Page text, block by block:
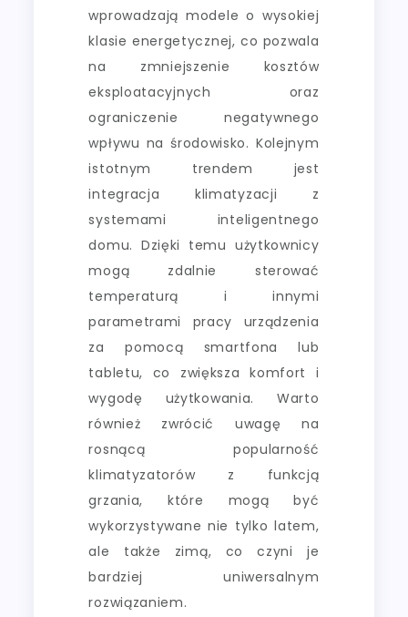
wprowadzają modele o wysokiej
klasie energetycznej, co pozwala
na zmniejszenie kosztów
eksploatacyjnych oraz
ograniczenie negatywnego
wpływu na środowisko. Kolejnym
istotnym trendem jest
integracja klimatyzacji z
systemami inteligentnego
domu. Dzięki temu użytkownicy
mogą zdalnie sterować
temperaturą i innymi
parametrami pracy urządzenia
za pomocą smartfona lub
tabletu, co zwiększa komfort i
wygodę użytkowania. Warto
również zwrócić uwagę na
rosnącą popularność
klimatyzatorów z funkcją
grzania, które mogą być
wykorzystywane nie tylko latem,
ale także zimą, co czyni je
bardziej uniwersalnym
rozwiązaniem.